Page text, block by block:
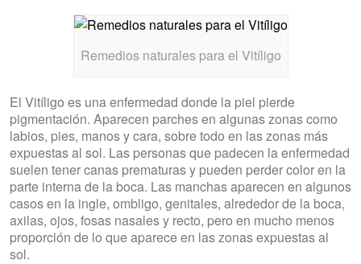
Remedios naturales para el Vitíligo
El Vitíligo es una enfermedad donde la piel pierde
pigmentación. Aparecen parches en algunas zonas como
labios, pies, manos y cara, sobre todo en las zonas más
expuestas al sol. Las personas que padecen la enfermedad
suelen tener canas prematuras y pueden perder color en la
parte interna de la boca. Las manchas aparecen en algunos
casos en la ingle, ombligo, genitales, alrededor de la boca,
axilas, ojos, fosas nasales y recto, pero en mucho menos
proporción de lo que aparece en las zonas expuestas al
sol.